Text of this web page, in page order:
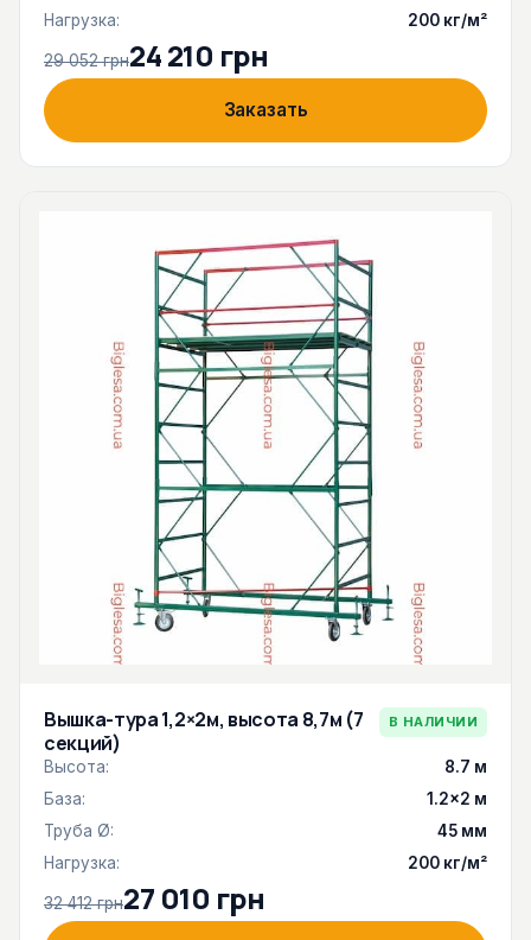
Нагрузка:
200 кг/м²
29 052 грн24 210 грн
Заказать
Вышка-тура 1,2×2м, высота 8,7м (7
секций)
В НАЛИЧИИ
Высота:
8.7 м
База:
1.2×2 м
Труба Ø:
45 мм
Нагрузка:
200 кг/м²
32 412 грн27 010 грн